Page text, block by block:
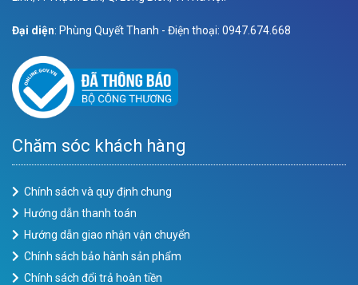
Đại diện: Phùng Quyết Thanh - Điện thoại: 0947.674.668
Chăm sóc khách hàng
Chính sách và quy định chung
Hướng dẫn thanh toán
Hướng dẫn giao nhận vận chuyển
Chính sách bảo hành sản phẩm
Chính sách đổi trả hoàn tiền